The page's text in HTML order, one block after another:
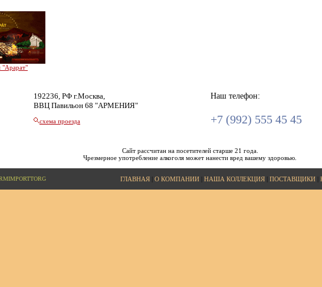
"Арарат"
192236, РФ г.Москва,
ВВЦ Павильон 68 "АРМЕНИЯ"
схема проезда
Наш телефон:
+7 (992) 555 45 45
Сайт рассчитан на посетителей старше 21 года.
Чрезмерное употребление алкоголя может нанести вред вашему здоровью.
ГЛАВНАЯ| О КОМПАНИИ| НАША КОЛЛЕКЦИЯ| ПОСТАВЩИКИ|